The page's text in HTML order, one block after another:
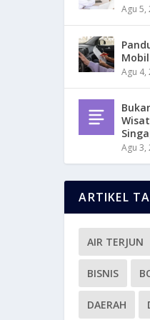
Agu 5,
Agu 4,
Agu 3,
ARTIKEL
AIR TERJUN
BISNIS
DAERAH